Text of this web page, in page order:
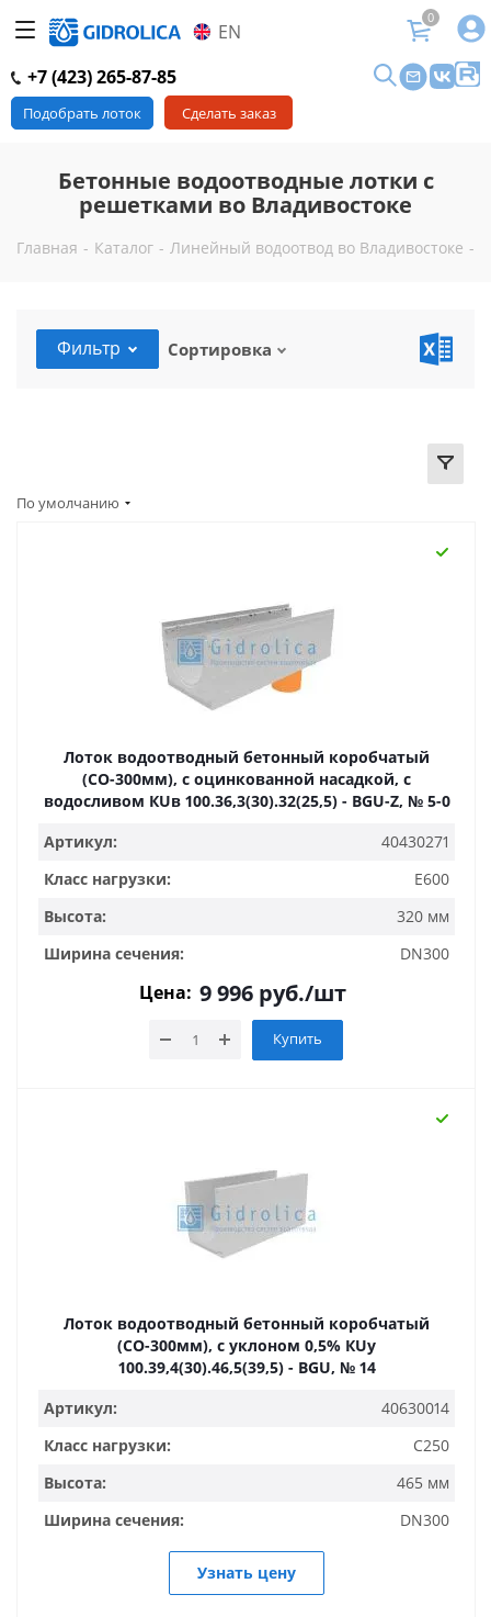
EN
0
+7 (423) 265-87-85
Подобрать лоток Сделать заказ
Бетонные водоотводные лотки с
решетками во Владивостоке
Главная - Каталог - Линейный водоотвод во Владивостоке -
Фильтр Сортировка
По умолчанию
Лоток водоотводный бетонный коробчатый
(СО-300мм), с оцинкованной насадкой, с
водосливом КUв 100.36,3(30).32(25,5) - BGU-Z, № 5-0
Артикул:
40430271
Класс нагрузки:
E600
Высота:
320 мм
Ширина сечения:
DN300
Цена: 9 996 руб./шт
Купить
Лоток водоотводный бетонный коробчатый
(СО-300мм), с уклоном 0,5% КUу
100.39,4(30).46,5(39,5) - BGU, № 14
Артикул:
40630014
Класс нагрузки:
C250
Высота:
465 мм
Ширина сечения:
DN300
Узнать цену